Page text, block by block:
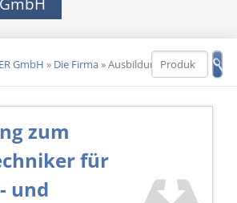
GmbH » Die Firma»Ausbildung
zum
für
und